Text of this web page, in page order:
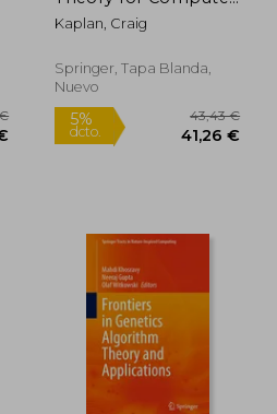
Graphics (en Inglés)
Kaplan, Craig
Springer, Tapa Blanda,
Nuevo